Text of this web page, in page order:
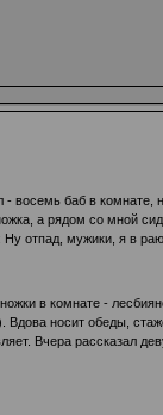
- восемь баб в
а рядом со мной
Ну отпад, мужики, я в
в комнате -
Вдова носит обеды,
Вчера рассказал